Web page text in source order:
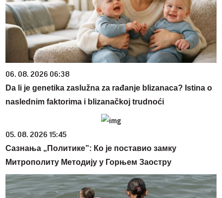
06. 08. 2026 06:38
Da li je genetika zaslužna za rađanje blizanaca? Istina o
naslednim faktorima i blizanačkoj trudnoći
05. 08. 2026 15:45
Сазнања „Политике”: Ко је поставио замку
Митрополиту Методију у Горњем Заостру